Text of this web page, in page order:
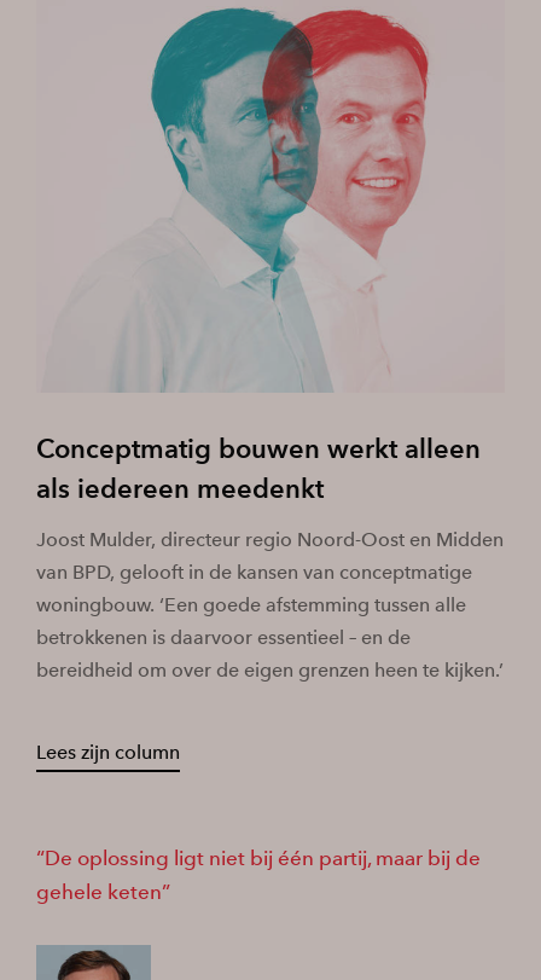
Conceptmatig bouwen werkt alleen
als iedereen meedenkt
Joost Mulder, directeur regio Noord-Oost en Midden
van BPD, gelooft in de kansen van conceptmatige
woningbouw. ‘Een goede afstemming tussen alle
betrokkenen is daarvoor essentieel – en de
bereidheid om over de eigen grenzen heen te kijken.’
Lees zijn column
De oplossing ligt niet bij één partij, maar bij de
gehele keten